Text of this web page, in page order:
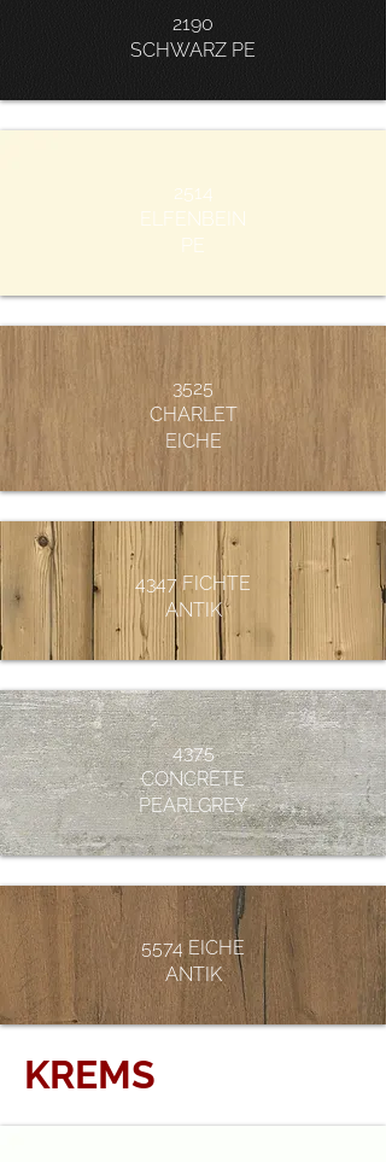
2190
SCHWARZ PE
2514
ELFENBEIN
PE
3525
CHARLET
EICHE
4347 FICHTE
ANTIK
4375
CONCRETE
PEARLGREY
5574 EICHE
ANTIK
KREMS